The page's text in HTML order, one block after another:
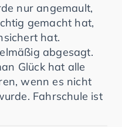
nur angemault,
gemacht hat,
hat.
abgesagt.
Glück hat alle
wenn es nicht
Fahrschule ist